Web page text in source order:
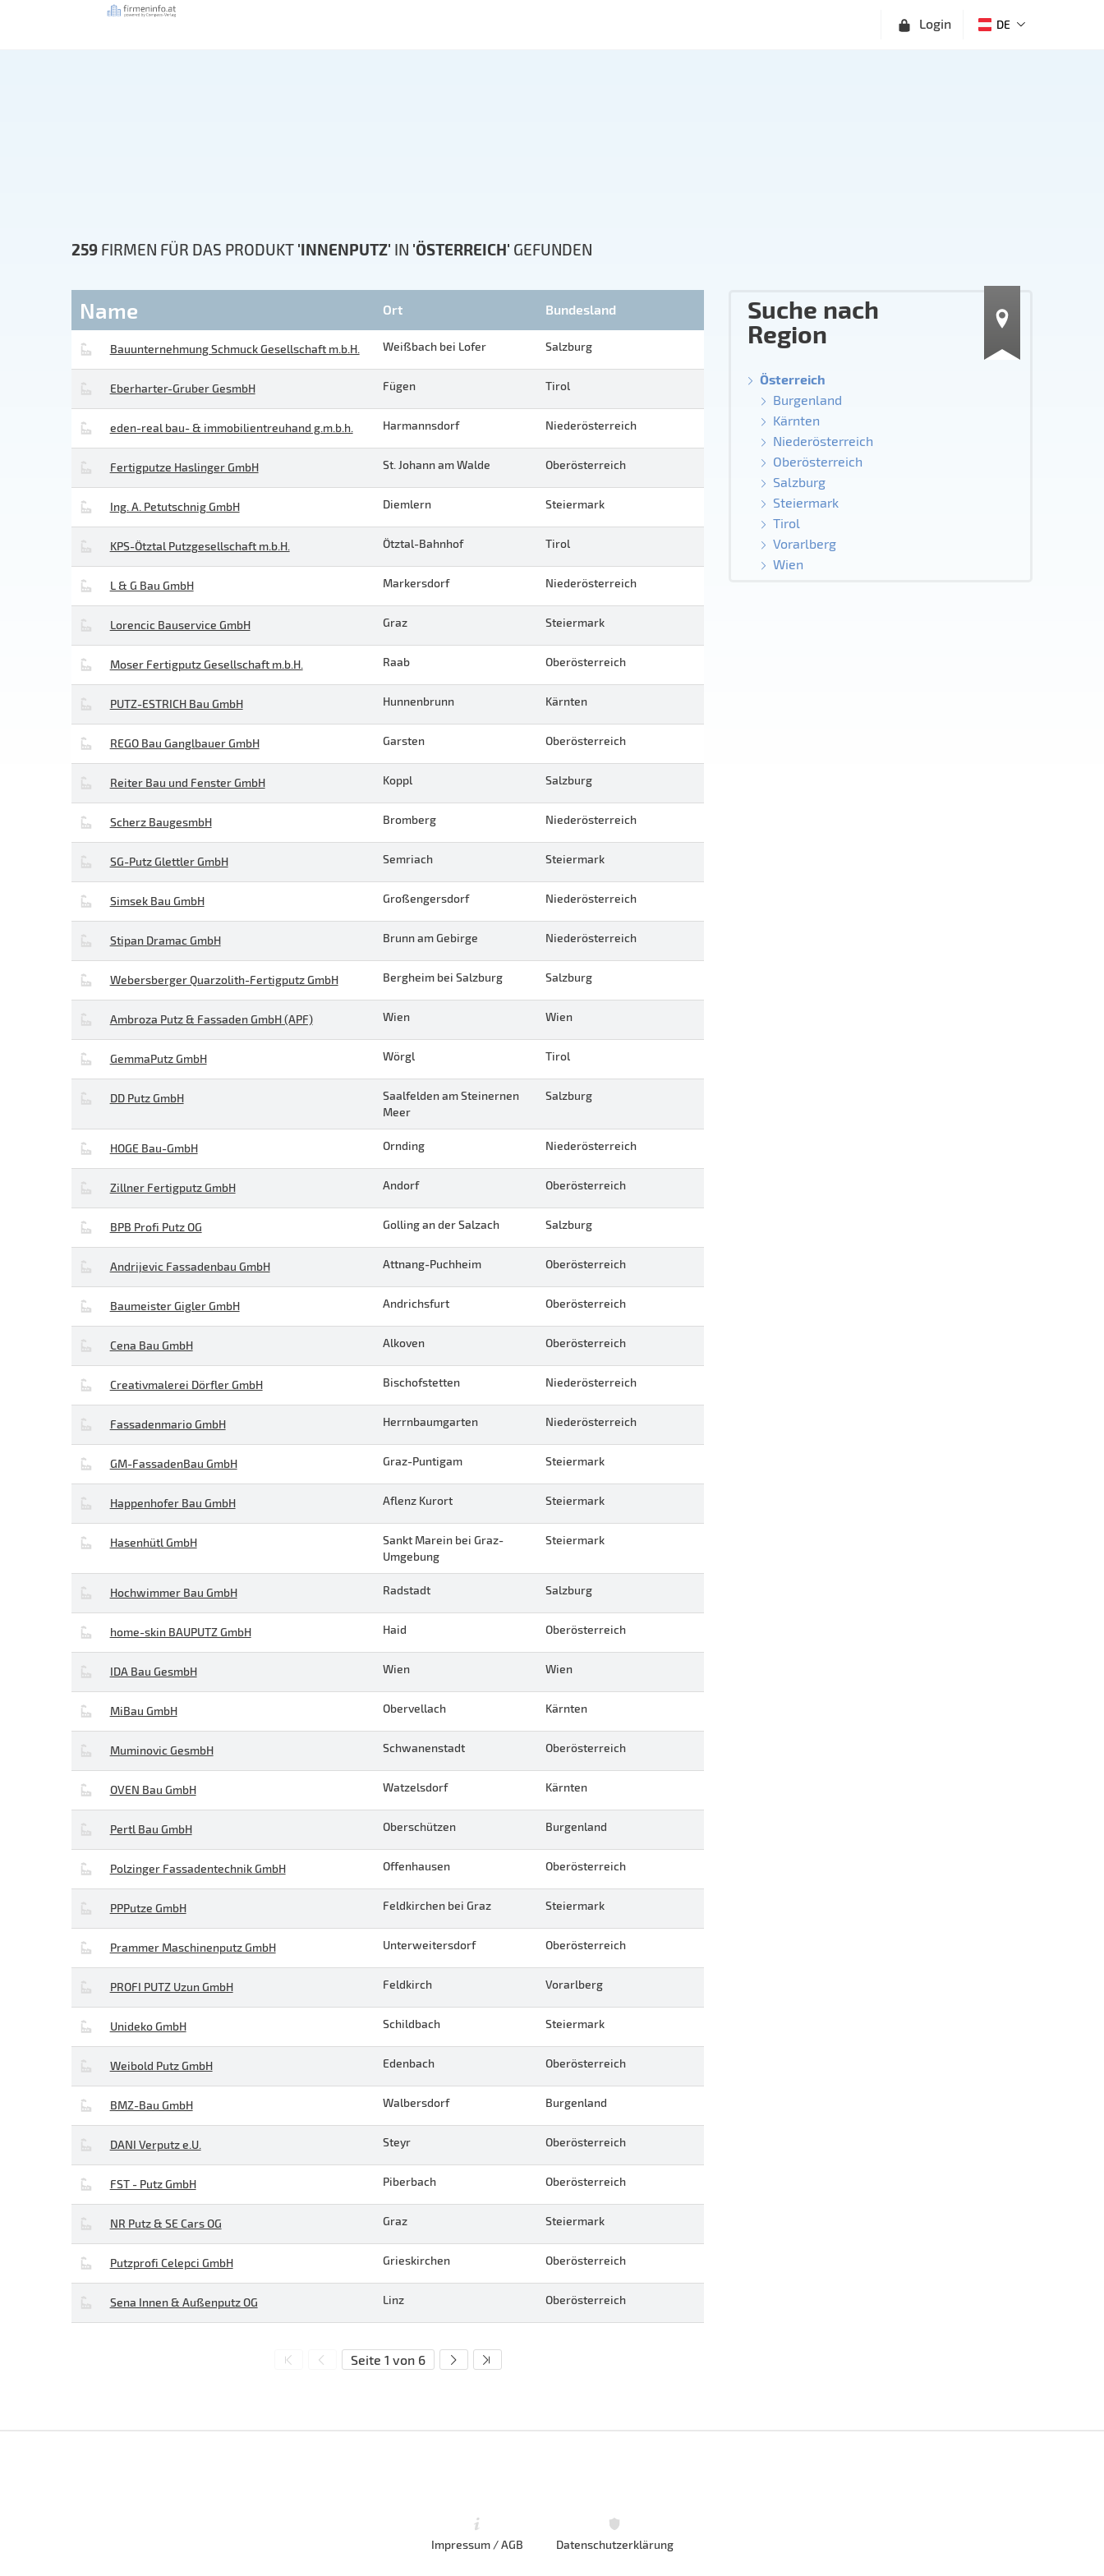
Login DE
259 FIRMEN FÜR DAS PRODUKT 'INNENPUTZ' IN 'ÖSTERREICH' GEFUNDEN
Name Ort Bundesland
Bauunternehmung Schmuck Gesellschaft m.b.H. Weißbach bei Lofer Salzburg
Eberharter-Gruber GesmbH Fügen Tirol
eden-real bau- & immobilientreuhand g.m.b.h. Harmannsdorf Niederösterreich
Fertigputze Haslinger GmbH St. Johann am Walde Oberösterreich
Ing. A. Petutschnig GmbH Diemlern Steiermark
KPS-Ötztal Putzgesellschaft m.b.H. Ötztal-Bahnhof Tirol
L & G Bau GmbH Markersdorf Niederösterreich
Lorencic Bauservice GmbH Graz Steiermark
Moser Fertigputz Gesellschaft m.b.H. Raab Oberösterreich
PUTZ-ESTRICH Bau GmbH Hunnenbrunn Kärnten
REGO Bau Ganglbauer GmbH Garsten Oberösterreich
Reiter Bau und Fenster GmbH Koppl Salzburg
Scherz BaugesmbH Bromberg Niederösterreich
SG-Putz Glettler GmbH Semriach Steiermark
Simsek Bau GmbH Großengersdorf Niederösterreich
Stipan Dramac GmbH Brunn am Gebirge Niederösterreich
Webersberger Quarzolith-Fertigputz GmbH Bergheim bei Salzburg Salzburg
Ambroza Putz & Fassaden GmbH (APF) Wien Wien
GemmaPutz GmbH Wörgl Tirol
DD Putz GmbH
Saalfelden am Steinernen
Meer
Salzburg
HOGE Bau-GmbH Ornding Niederösterreich
Zillner Fertigputz GmbH Andorf Oberösterreich
BPB Profi Putz OG Golling an der Salzach Salzburg
Andrijevic Fassadenbau GmbH Attnang-Puchheim Oberösterreich
Baumeister Gigler GmbH Andrichsfurt Oberösterreich
Cena Bau GmbH Alkoven Oberösterreich
Creativmalerei Dörfler GmbH Bischofstetten Niederösterreich
Fassadenmario GmbH Herrnbaumgarten Niederösterreich
GM-FassadenBau GmbH Graz-Puntigam Steiermark
Happenhofer Bau GmbH Aflenz Kurort Steiermark
Hasenhütl GmbH
Sankt Marein bei Graz-
Umgebung
Steiermark
Hochwimmer Bau GmbH Radstadt Salzburg
home-skin BAUPUTZ GmbH Haid Oberösterreich
IDA Bau GesmbH Wien Wien
MiBau GmbH Obervellach Kärnten
Muminovic GesmbH Schwanenstadt Oberösterreich
OVEN Bau GmbH Watzelsdorf Kärnten
Pertl Bau GmbH Oberschützen Burgenland
Polzinger Fassadentechnik GmbH Offenhausen Oberösterreich
PPPutze GmbH Feldkirchen bei Graz Steiermark
Prammer Maschinenputz GmbH Unterweitersdorf Oberösterreich
PROFI PUTZ Uzun GmbH Feldkirch Vorarlberg
Unideko GmbH Schildbach Steiermark
Weibold Putz GmbH Edenbach Oberösterreich
BMZ-Bau GmbH Walbersdorf Burgenland
DANI Verputz e.U. Steyr Oberösterreich
FST - Putz GmbH Piberbach Oberösterreich
NR Putz & SE Cars OG Graz Steiermark
Putzprofi Celepci GmbH Grieskirchen Oberösterreich
Sena Innen & Außenputz OG Linz Oberösterreich
Seite 1 von 6
Suche nach
Region
Österreich
Burgenland
Kärnten
Niederösterreich
Oberösterreich
Salzburg
Steiermark
Tirol
Vorarlberg
Wien
Impressum / AGB Datenschutzerklärung